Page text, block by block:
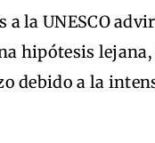
a la UNESCO
hipótesis
debido a la